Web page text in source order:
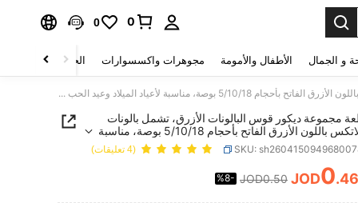
0
0
و الجمال الأطفال والأمومة مجوهرات واكسسوارات الحقائب والأمتعة
134 قطعة مجموعة ديكور قوس البالونات الأزرق، تشمل بالونات معدنية لاتكس باللون الأزرق الفاتح بأحجام 5/10/18 بوصة، مناسبة لأعياد الميلاد وعيد الحب وحفلات الزفاف والخطوبة والذكرى السنوية والتخرج وديكور ذو موضوع المحيط
قطعة مجموعة ديكور قوس البالونات الأزرق، تشمل بالونات
معدنية لاتكس باللون الأزرق الفاتح بأحجام 5/10/18 بوصة، مناسبة
وعيد الحب وحفلات الزفاف والخطوبة والذكرى
والتخرج وديكور ذو موضوع المحيط
SKU: (4 تعليقات)
PRICE AND JOD0.46
JOD0.50
%8-